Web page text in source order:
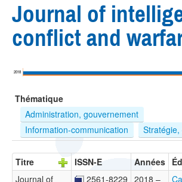
avancée
ES
?
Journal of
conflict and
2018
Thématique
Administration, gouvernement
Information-communication
Titre ISSN-E Années
Journal of
2561-8229 2018 –